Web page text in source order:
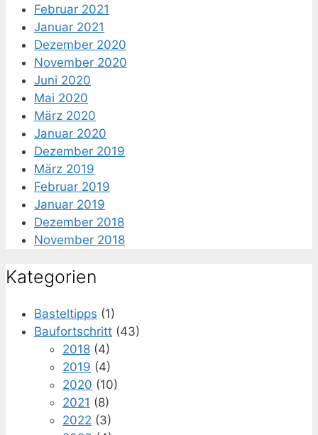
Februar 2021
Januar 2021
Dezember 2020
November 2020
Juni 2020
Mai 2020
März 2020
Januar 2020
Dezember 2019
März 2019
Februar 2019
Januar 2019
Dezember 2018
November 2018
Kategorien
Basteltipps (1)
Baufortschritt (43)
2018 (4)
2019 (4)
2020 (10)
2021 (8)
2022 (3)